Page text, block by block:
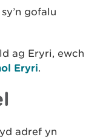
gofalu
ag Eryri, ewch
Eryri.
adref yn